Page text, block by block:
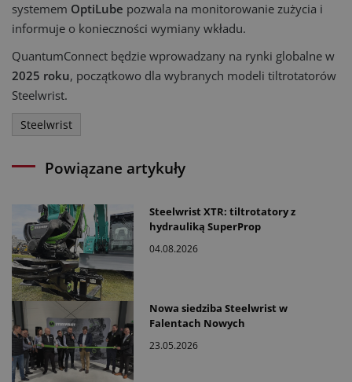
systemem OptiLube pozwala na monitorowanie zużycia i
informuje o konieczności wymiany wkładu.
QuantumConnect będzie wprowadzany na rynki globalne w
2025 roku, początkowo dla wybranych modeli tiltrotatorów
Steelwrist.
Steelwrist
Powiązane artykuły
Steelwrist XTR: tiltrotatory z
hydrauliką SuperProp
04.08.2026
Nowa siedziba Steelwrist w
Falentach Nowych
23.05.2026